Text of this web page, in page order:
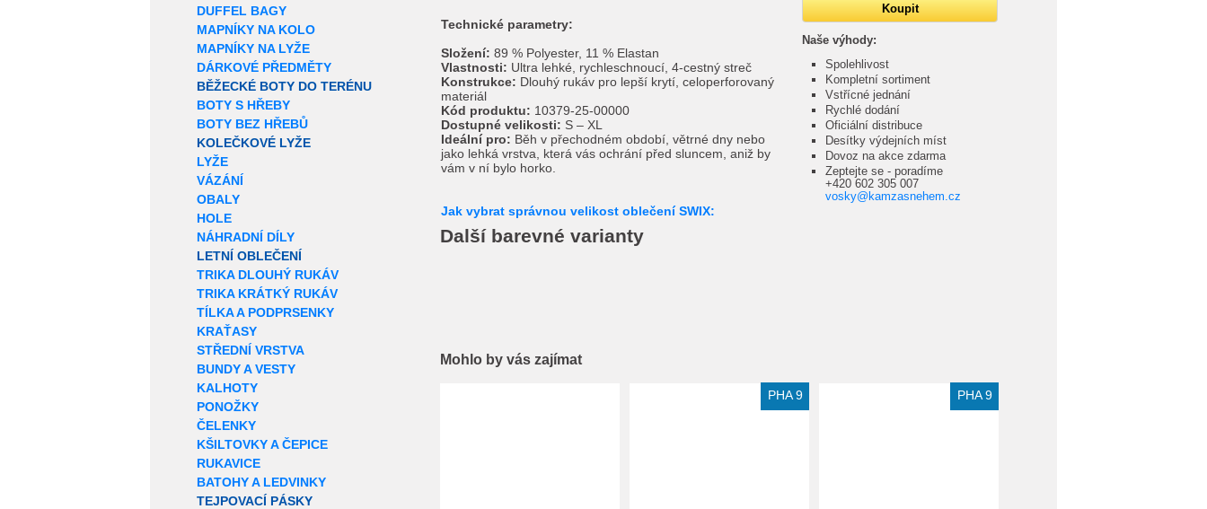
DUFFEL BAGY
MAPNÍKY NA KOLO
MAPNÍKY NA LYŽE
DÁRKOVÉ PŘEDMĚTY
BĚŽECKÉ BOTY DO TERÉNU
BOTY S HŘEBY
BOTY BEZ HŘEBŮ
KOLEČKOVÉ LYŽE
LYŽE
VÁZÁNÍ
OBALY
HOLE
NÁHRADNÍ DÍLY
LETNÍ OBLEČENÍ
TRIKA DLOUHÝ RUKÁV
TRIKA KRÁTKÝ RUKÁV
TÍLKA A PODPRSENKY
KRAŤASY
STŘEDNÍ VRSTVA
BUNDY A VESTY
KALHOTY
PONOŽKY
ČELENKY
KŠILTOVKY A ČEPICE
RUKAVICE
BATOHY A LEDVINKY
TEJPOVACÍ PÁSKY
Technické parametry:
Složení: 89 % Polyester, 11 % Elastan
Vlastnosti: Ultra lehké, rychleschnoucí, 4-cestný streč
Konstrukce: Dlouhý rukáv pro lepší krytí, celoperforovaný
materiál
Kód produktu: 10379-25-00000
Dostupné velikosti: S – XL
Ideální pro: Běh v přechodném období, větrné dny nebo
jako lehká vrstva, která vás ochrání před sluncem, aniž by
vám v ní bylo horko.
Jak vybrat správnou velikost oblečení SWIX:
Naše výhody:
Spolehlivost
Kompletní sortiment
Vstřícné jednání
Rychlé dodání
Oficiální distribuce
Desítky výdejních míst
Dovoz na akce zdarma
Zeptejte se - poradíme
+420 602 305 007
vosky@kamzasnehem.cz
Další barevné varianty
Mohlo by vás zajímat
Extra slevy pro registrované
PHA 9 Extra slevy pro registrované
PHA 9